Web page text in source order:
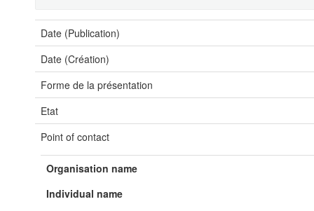
Date (Publication)
Date (Création)
Forme de la présentation
Etat
Point of contact
Organisation name
Individual name